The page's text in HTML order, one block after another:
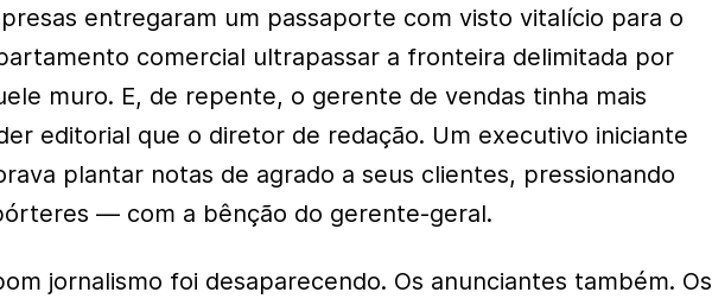
entregaram um passaporte com visto vitalício para o
comercial ultrapassar a fronteira delimitada por
muro. E, de repente, o gerente de vendas tinha mais
editorial que o diretor de redação. Um executivo iniciante
plantar notas de agrado a seus clientes, pressionando
— com a bênção do gerente-geral.
jornalismo foi desaparecendo. Os anunciantes também. Os